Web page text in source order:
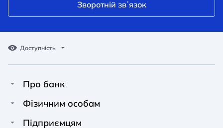
Зворотній звʼязок
Доступність
A A
Звичайний
A A
Середній
A A
Про банк
Про Unex Bank
Фізичним особам
Кредити
Підприємцям